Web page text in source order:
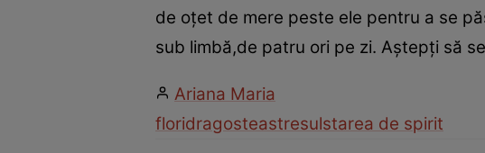
de oţet de mere peste ele pentru a se
sub limbă,de patru ori pe zi. Aştepţi să
Ariana Maria
floridragosteastresulstarea de spirit